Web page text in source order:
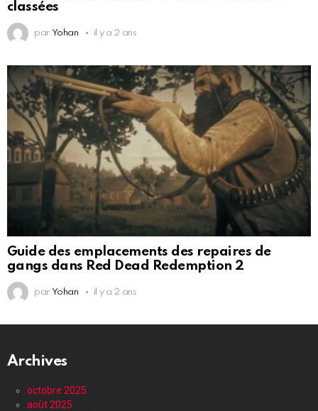
classées
par Yohan il y a 2 ans
Guide des emplacements des repaires de
gangs dans Red Dead Redemption 2
par Yohan il y a 2 ans
Archives
octobre 2025
août 2025